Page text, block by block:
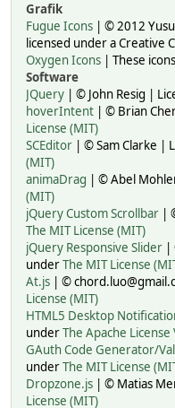
Grafik
Fugue Icons | © 2012
licensed under a Creative
Oxygen Icons | These
Software
JQuery | © John Resig |
hoverIntent | © Brian
License (MIT)
SCEditor | © Sam Clarke |
(MIT)
animaDrag | © Abel
(MIT)
jQuery Custom Scrollbar |
The MIT License (MIT)
jQuery Responsive Slider |
underThe MIT License
At.js | ©
License (MIT)
HTML5 Desktop
underThe Apache
GAuth Code Generator/
underThe MIT License
Dropzone.js | © Matias
License (MIT)